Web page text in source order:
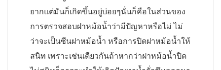
ยากแต่มันก็เกิดขึ้นอยู่บ่อยๆนั่นก็คือในส่วนของ
การตรวจสอบฝาหม้อน้ำว่ามีปัญหาหรือไม่ ไม่
ว่าจะเป็นซีนฝาหม้อน้ำ หรือการปิดฝาหม้อน้ำให้
สนิท เพราะเช่นเดียวกันถ้าหากว่าฝาหม้อน้ำปิด